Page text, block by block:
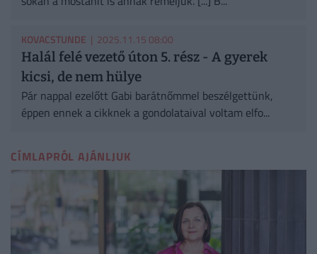
KOVACSTUNDE | 2025.11.15 08:00
Halál felé vezető úton 5. rész - A gyerek
kicsi, de nem hülye
Pár nappal ezelőtt Gabi barátnőmmel beszélgettünk,
éppen ennek a cikknek a gondolataival voltam elfo...
CÍMLAPRÓL AJÁNLJUK